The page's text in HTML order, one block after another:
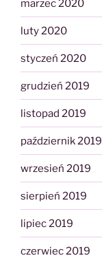
marzec 2020
luty 2020
styczeń 2020
grudzień 2019
listopad 2019
październik 2019
wrzesień 2019
sierpień 2019
lipiec 2019
czerwiec 2019